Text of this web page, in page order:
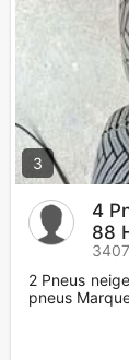
3
4
88
2 Pneus
pneus